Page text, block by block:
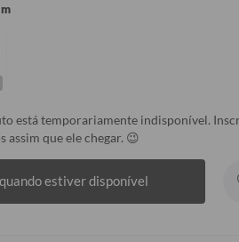
está temporariamente indisponível.
assim que ele chegar. 😉
estiver disponível